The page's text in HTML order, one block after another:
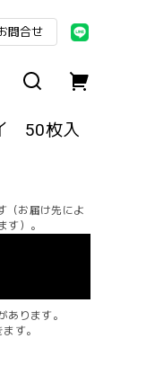
問合せ
50枚入
（お届け先によ
す）。
ります。
す。